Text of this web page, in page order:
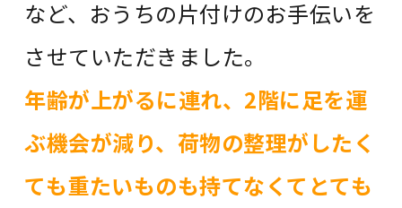
など、おうちの片付けのお手伝いを
させていただきました。
年齢が上がるに連れ、2階に足を運
ぶ機会が減り、荷物の整理がしたく
ても重たいものも持てなくてとても